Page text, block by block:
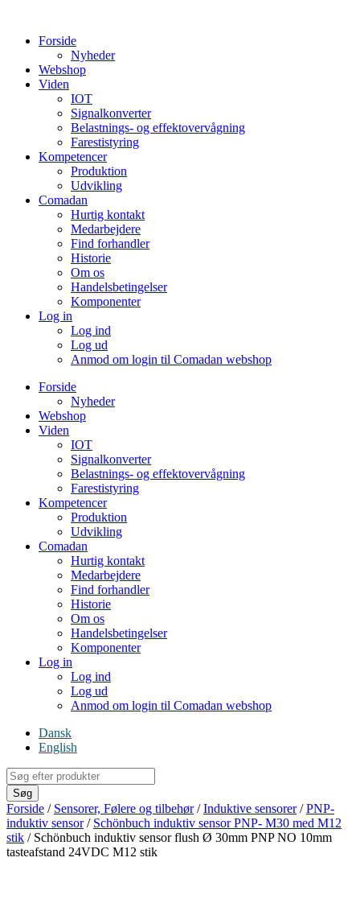
indholdForside
Nyheder
Webshop
Viden
IOT
Signalkonverter
Belastnings- og effektovervågning
Farestistyring
Kompetencer
Produktion
Udvikling
Comadan
Hurtig kontakt
Medarbejdere
Find forhandler
Historie
Om os
Handelsbetingelser
Komponenter
Log in
Log ind
Log ud
Anmod om login til Comadan webshop
Forside
Nyheder
Webshop
Viden
IOT
Signalkonverter
Belastnings- og effektovervågning
Farestistyring
Kompetencer
Produktion
Udvikling
Comadan
Hurtig kontakt
Medarbejdere
Find forhandler
Historie
Om os
Handelsbetingelser
Komponenter
Log in
Log ind
Log ud
Anmod om login til Comadan webshop
Dansk
English
Products
search
Søg
Forside / Sensorer, Følere og tilbehør/Induktive sensorer/PNP-
induktiv sensor/ Schönbuch induktiv sensor PNP- M30 med M12
stik / Schönbuch induktiv sensor flush Ø 30mm PNP NO 10mm
tasteafstand 24VDC M12 stik